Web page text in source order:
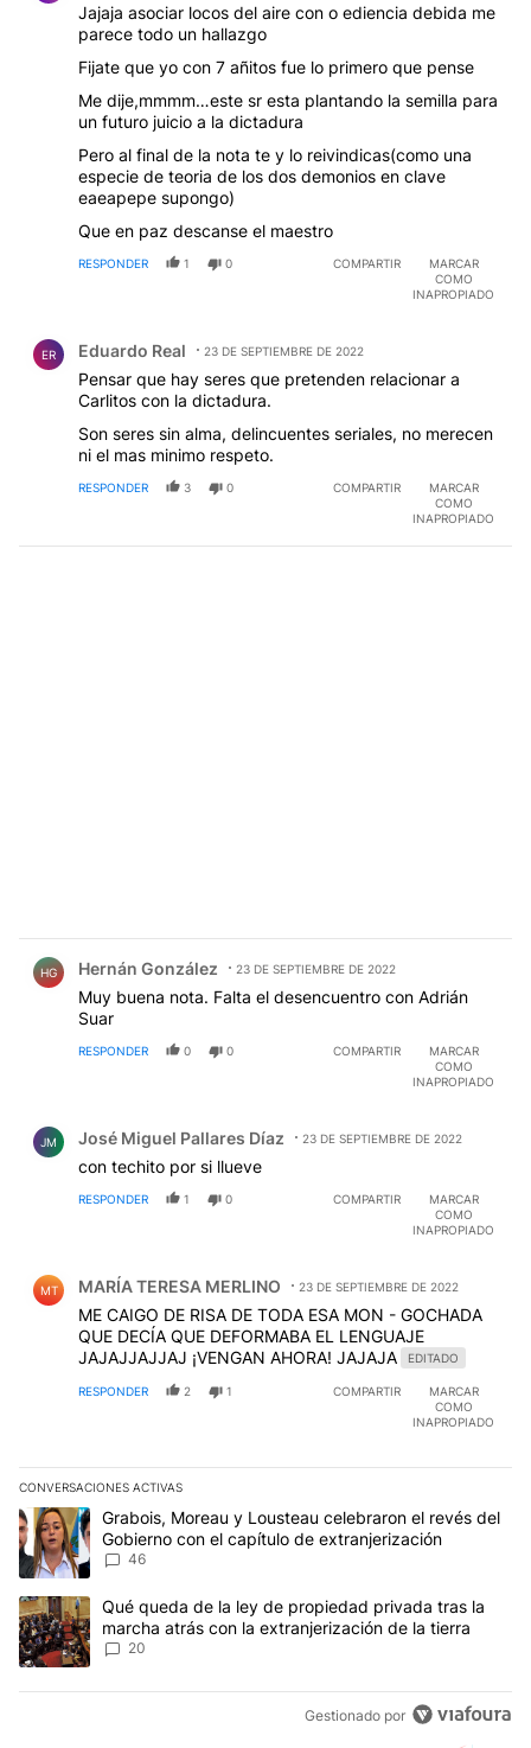
Jajaja asociar locos del aire con o ediencia debida me
parece todo un hallazgo
Fijate que yo con 7 añitos fue lo primero que pense
Me dije,mmmm…este sr esta plantando la semilla para
un futuro juicio a la dictadura
Pero al final de la nota te y lo reivindicas(como una
especie de teoria de los dos demonios en clave
eaeapepe supongo)
Que en paz descanse el maestro
RESPONDER 1 0 COMPARTIR
MARCAR
COMO
INAPROPIADO
ER Eduardo Real 23 DE SEPTIEMBRE DE 2022
Pensar que hay seres que pretenden relacionar a
Carlitos con la dictadura.
Son seres sin alma, delincuentes seriales, no merecen
ni el mas minimo respeto.
RESPONDER 3 0 COMPARTIR
MARCAR
COMO
INAPROPIADO
HG Hernán González 23 DE SEPTIEMBRE DE 2022
Muy buena nota. Falta el desencuentro con Adrián
Suar
RESPONDER 0 0 COMPARTIR
MARCAR
COMO
INAPROPIADO
JM José Miguel Pallares Díaz 23 DE SEPTIEMBRE DE 2022
con techito por si llueve
RESPONDER 1 0 COMPARTIR
MARCAR
COMO
INAPROPIADO
MT MARÍA TERESA MERLINO 23 DE SEPTIEMBRE DE 2022
ME CAIGO DE RISA DE TODA ESA MON - GOCHADA
QUE DECÍA QUE DEFORMABA EL LENGUAJE
JAJAJJAJJAJ ¡VENGAN AHORA! JAJAJA
EDITADO
RESPONDER 2 1 COMPARTIR
MARCAR
COMO
INAPROPIADO
CONVERSACIONES ACTIVAS
Este listado muestra los artículos con más comentarios en los
Un artículo de tendencia con el título "Grabois, Moreau y
Grabois, Moreau y Lousteau celebraron el revés del
Gobierno con el capítulo de extranjerización
46
Un artículo de tendencia con el título "Qué queda de la ley de
Qué queda de la ley de propiedad privada tras la
marcha atrás con la extranjerización de la tierra
20
Gestionado por